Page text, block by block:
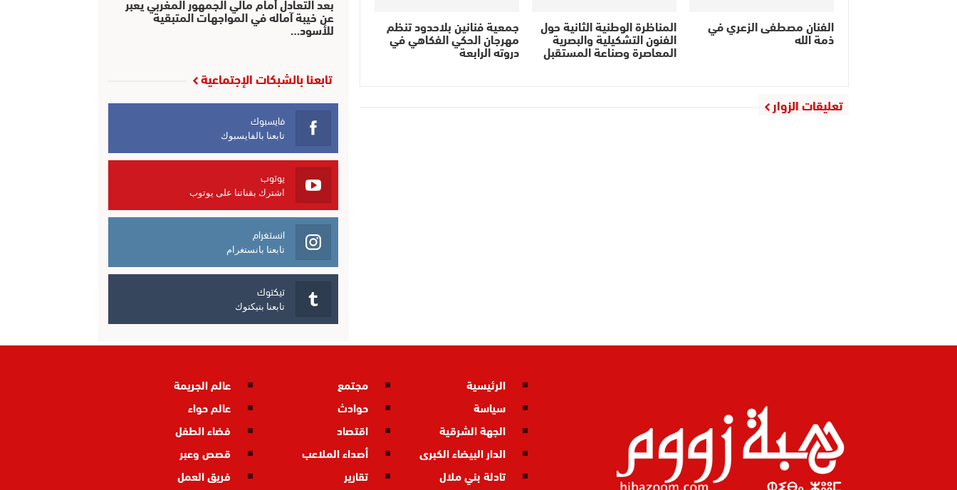
الفنان مصطفى الزعري في
ذمة الله
المناظرة الوطنية الثانية حول
الفنون التشكيلية والبصرية
المعاصرة وصناعة المستقبل
جمعية فنانين بلاحدود تنظم
مهرجان الحكي الفكاهي في
دروته الرابعة
تعليقات الزوار
عن خيبة آماله في المواجهات المتبقية
للأسود…
تابعنا بالشبكات الإجتماعية
فايسبوك
تابعنا بالفايسبوك
يوتوب
اشترك بقناتنا على يوتوب
انستغرام
تابعنا بانستغرام
تيكتوك
تابعنا بتيكتوك
الرئيسية
سياسة
الجهة الشرقية
الدار البيضاء الكبرى
تادلة بني ملال
مجتمع
حوادث
اقتصاد
أصداء الملاعب
تقارير
عالم الجريمة
عالم حواء
فضاء الطفل
قصص وعبر
فريق العمل